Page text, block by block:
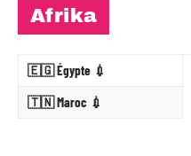
Afrika
🇪🇬 Égypte 💉
🇹🇳 Maroc 💉